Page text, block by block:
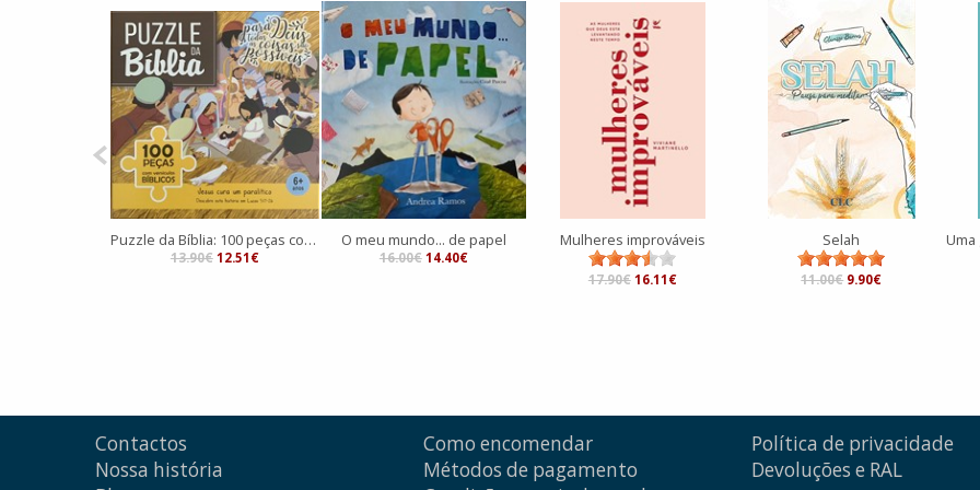
Puzzle da Bíblia: 100 peças com versículos Bíblicos
13.90€ 12.51€
O meu mundo... de papel
16.00€ 14.40€
Mulheres improváveis
17.90€ 16.11€
Selah
11.00€ 9.90€
Contactos
Nossa história
Como encomendar
Métodos de pagamento
Política de privacidade
Devoluções e RAL